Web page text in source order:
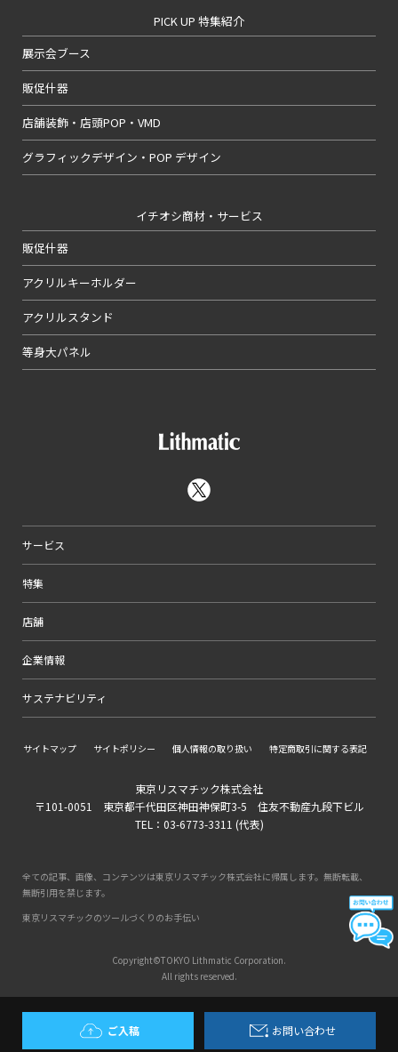
ご入稿 お問い合わせ
PICK UP 特集紹介
展示会ブース
販促什器
店舗装飾・店頭POP・VMD
グラフィックデザイン・POP デザイン
イチオシ商材・サービス
販促什器
アクリルキーホルダー
アクリルスタンド
等身大パネル
サービス
特集
店舗
企業情報
サステナビリティ
サイトマップ サイトポリシー 個人情報の取り扱い 特定商取引に関する表記
東京リスマチック株式会社
〒101-0051 東京都千代田区神田神保町3-5 住友不動産九段下ビル
TEL：03-6773-3311 (代表)
全ての記事、画像、コンテンツは東京リスマチック株式会社に帰属します。無断転載、
無断引用を禁じます。
東京リスマチックのツールづくりのお手伝い
Copyright©TOKYO Lithmatic Corporation.
All rights reserved.